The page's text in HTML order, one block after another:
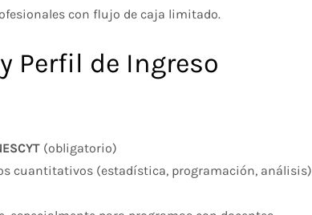
con flujo de caja limitado.
Perfil de Ingreso
(obligatorio)
cuantitativos (estadística, programación, análisis)